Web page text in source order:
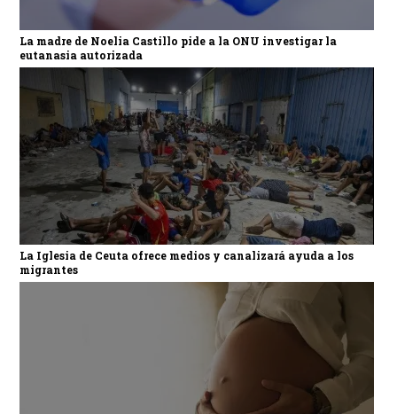
La madre de Noelia Castillo pide a la ONU investigar la
eutanasia autorizada
La Iglesia de Ceuta ofrece medios y canalizará ayuda a los
migrantes